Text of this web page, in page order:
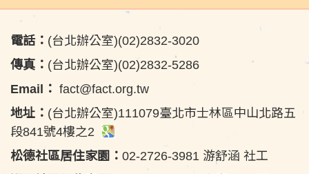
電話： (台北辦公室)(02)2832-3020
傳真： (台北辦公室)(02)2832-5286
Email： fact@fact.org.tw
地址： (台北辦公室)111079臺北市士林區中山北路五
段841號4樓之2
松德社區居住家園： 02-2726-3981 游舒涵 社工